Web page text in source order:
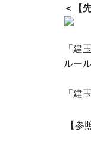
＜【
「建
ルー
「建
【参